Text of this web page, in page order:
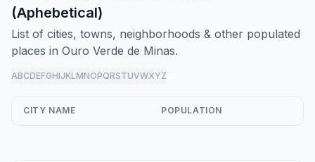
(Aphebetical)
List of cities, towns, neighborhoods & other populated
places in Ouro Verde de Minas.
ABCDEFGHIJKLMNOPQRSTUVWXYZ
CITY NAME POPULATION